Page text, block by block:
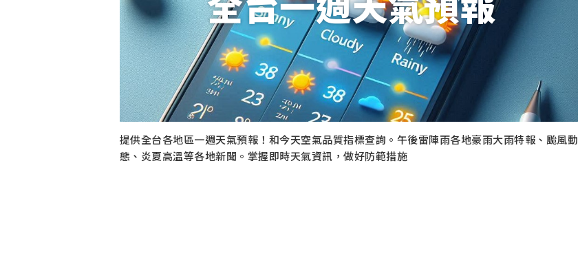
全台一週天氣預報
提供全台各地區一週天氣預報！和今天空氣品質指標查詢。午後雷陣雨各地豪雨大雨特報、颱風動
態、炎夏高溫等各地新聞。掌握即時天氣資訊，做好防範措施